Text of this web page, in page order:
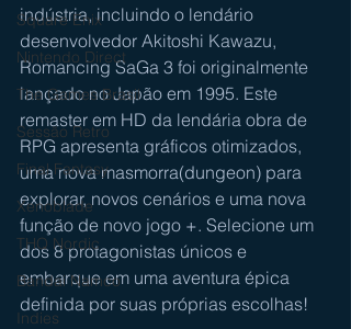
Square Enix
Nintendo Direct
The Games Brasil
Sessão Retro
Final Fantasy
Xenoblade
THQ Nordic
Bandai Namco
Indies
indústria, incluindo o lendário
desenvolvedor Akitoshi Kawazu,
Romancing SaGa 3 foi originalmente
lançado no Japão em 1995. Este
remaster em HD da lendária obra de
RPG apresenta gráficos otimizados,
uma nova masmorra(dungeon) para
explorar, novos cenários e uma nova
função de novo jogo +. Selecione um
dos 8 protagonistas únicos e
embarque em uma aventura épica
definida por suas próprias escolhas!